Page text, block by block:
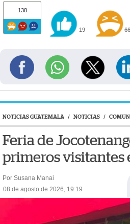
138
19 66
NOTICIAS GUATEMALA / NOTICIAS /
Feria de
primeros visitantes
Por Susana Manai
08 de agosto de 2026, 19:19